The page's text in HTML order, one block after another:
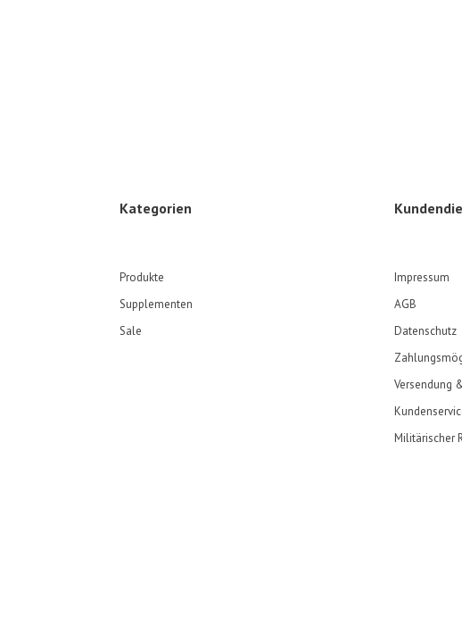
Kategorien
Produkte
Supplementen
Sale
Impressum
AGB
Datenschutz
Versendung
Militärischer